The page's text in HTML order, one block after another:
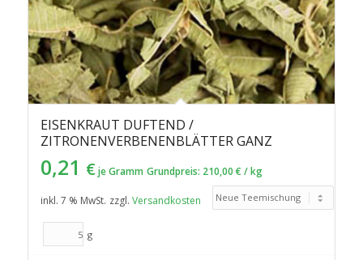
EISENKRAUT DUFTEND /
ZITRONENVERBENENBLÄTTER GANZ
0,21 € je Gramm Grundpreis: 210,00 € /kg
inkl. 7 % MwSt. zzgl. Versandkosten
g